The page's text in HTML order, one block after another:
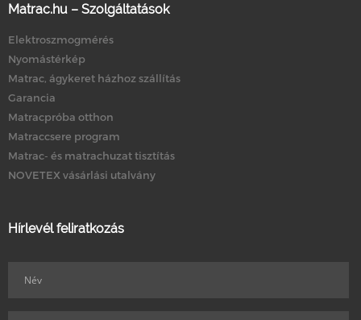
Matrac.hu – Szolgáltatások
Elektroszmogmérés
Nyomástérkép
Matrac, ágykeret házhoz szállítás
Garancia
Matracpróba otthon
Matraccsere program
Matrac- és matrachuzat tisztítás
NOVETEX vásárlási utalvány
Hírlevél feliratkozás